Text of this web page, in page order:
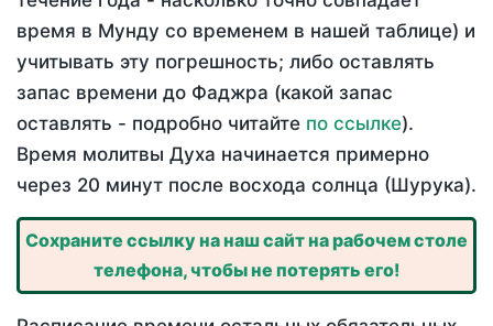
время в Мунду со временем в нашей таблице) и
учитывать эту погрешность; либо оставлять
запас времени до Фаджра (какой запас
оставлять - подробно читайте по ссылке).
Время молитвы Духа начинается примерно
через 20 минут после восхода солнца (Шурука).
Сохраните ссылку на наш сайт на рабочем столе
телефона, чтобы не потерять его!